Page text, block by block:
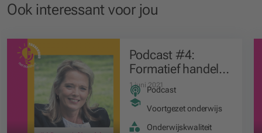
Ook interessant voor jou
Podcast #4:
Formatief handelen
in het vo
1 juni 2021Podcast
Voortgezet onderwijs
Onderwijskwaliteit